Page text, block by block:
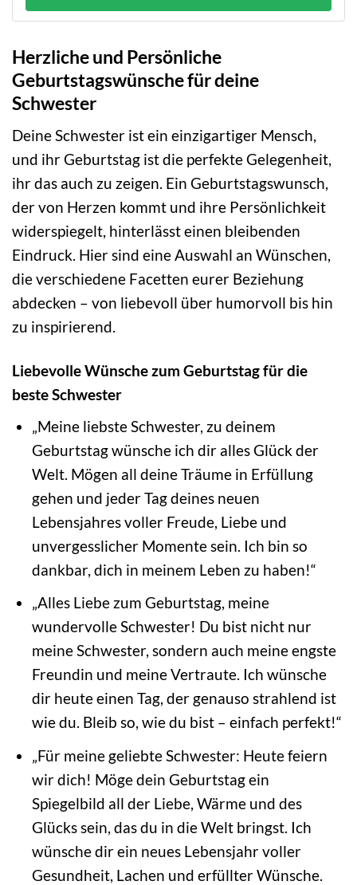
Herzliche und Persönliche
Geburtstagswünsche für deine
Schwester
Deine Schwester ist ein einzigartiger Mensch,
und ihr Geburtstag ist die perfekte Gelegenheit,
ihr das auch zu zeigen. Ein Geburtstagswunsch,
der von Herzen kommt und ihre Persönlichkeit
widerspiegelt, hinterlässt einen bleibenden
Eindruck. Hier sind eine Auswahl an Wünschen,
die verschiedene Facetten eurer Beziehung
abdecken – von liebevoll über humorvoll bis hin
zu inspirierend.
Liebevolle Wünsche zum Geburtstag für die
beste Schwester
„Meine liebste Schwester, zu deinem
Geburtstag wünsche ich dir alles Glück der
Welt. Mögen all deine Träume in Erfüllung
gehen und jeder Tag deines neuen
Lebensjahres voller Freude, Liebe und
unvergesslicher Momente sein. Ich bin so
dankbar, dich in meinem Leben zu haben!“
„Alles Liebe zum Geburtstag, meine
wundervolle Schwester! Du bist nicht nur
meine Schwester, sondern auch meine engste
Freundin und meine Vertraute. Ich wünsche
dir heute einen Tag, der genauso strahlend ist
wie du. Bleib so, wie du bist – einfach perfekt!“
„Für meine geliebte Schwester: Heute feiern
wir dich! Möge dein Geburtstag ein
Spiegelbild all der Liebe, Wärme und des
Glücks sein, das du in die Welt bringst. Ich
wünsche dir ein neues Lebensjahr voller
Gesundheit, Lachen und erfüllter Wünsche.